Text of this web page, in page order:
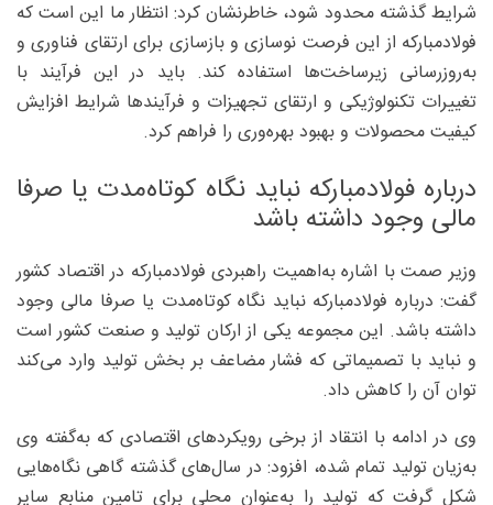
شرایط گذشته محدود شود، خاطرنشان کرد: انتظار ما این است که
فولادمبارکه از این فرصت نوسازی و بازسازی برای ارتقای فناوری و
به‌روزرسانی زیرساخت‌ها استفاده کند. باید در این فرآیند با
تغییرات تکنولوژیکی و ارتقای تجهیزات و فرآیندها شرایط افزایش
کیفیت محصولات و بهبود بهره‌وری را فراهم کرد.
درباره فولادمبارکه نباید نگاه کوتاه‌مدت یا صرفا
مالی وجود داشته باشد
وزیر صمت با اشاره به‌اهمیت راهبردی فولادمبارکه در اقتصاد کشور
گفت: درباره فولادمبارکه نباید نگاه کوتاه‌مدت یا صرفا مالی وجود
داشته باشد. این مجموعه یکی از ارکان تولید و صنعت کشور است
و نباید با تصمیماتی که فشار مضاعف بر بخش تولید وارد می‌کند
توان آن را کاهش داد.
وی در ادامه با انتقاد از برخی رویکردهای اقتصادی که به‌گفته وی
به‌زیان تولید تمام شده، افزود: در سال‌های گذشته گاهی نگاه‌هایی
شکل گرفت که تولید را به‌عنوان محلی برای تامین منابع سایر